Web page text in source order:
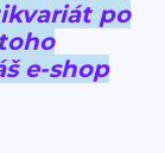
po
e-shop